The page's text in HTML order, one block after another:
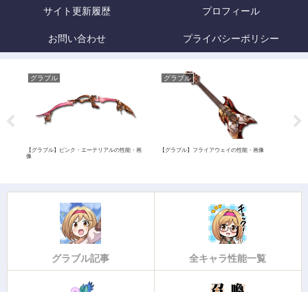
サイト更新履歴 プロフィール
お問い合わせ プライバシーポリシー
グラブル
【グラブル】ピンク・エーテリアルの性能・画
像
グラブル
【グラブル】フライアウェイの性能・画像
グラブル記事 全キャラ性能一覧